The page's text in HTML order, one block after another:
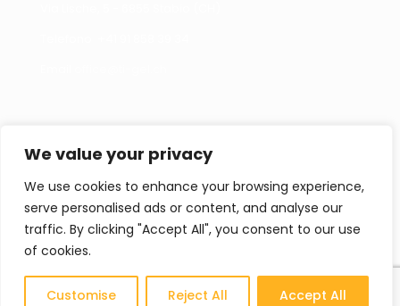
We value your privacy
We use cookies to enhance your browsing experience,
serve personalised ads or content, and analyse our
traffic. By clicking "Accept All", you consent to our use
of cookies.
Customise Reject All Accept All
Cookies policy
Privacy policy
Contatti
Cataloghi
segnalazioni o curiosità
non esitate a contattarci.
CONTATTACI